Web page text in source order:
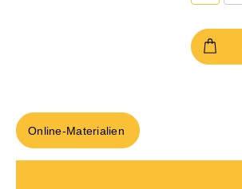
Online-Materialien